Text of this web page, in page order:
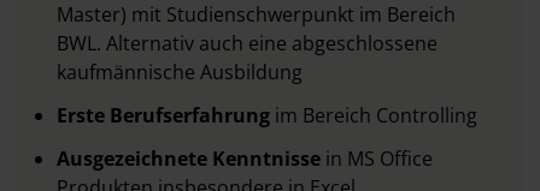
Master) mit Studienschwerpunkt im Bereich
BWL. Alternativ auch eine abgeschlossene
kaufmännische Ausbildung
Erste Berufserfahrung im Bereich Controlling
Ausgezeichnete Kenntnisse in MS Office